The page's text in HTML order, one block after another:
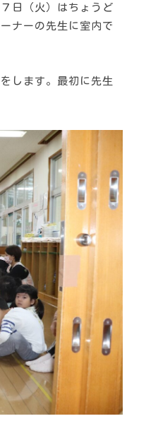
日（火）はちょうど
ナーの先生に室内で
します。最初に先生